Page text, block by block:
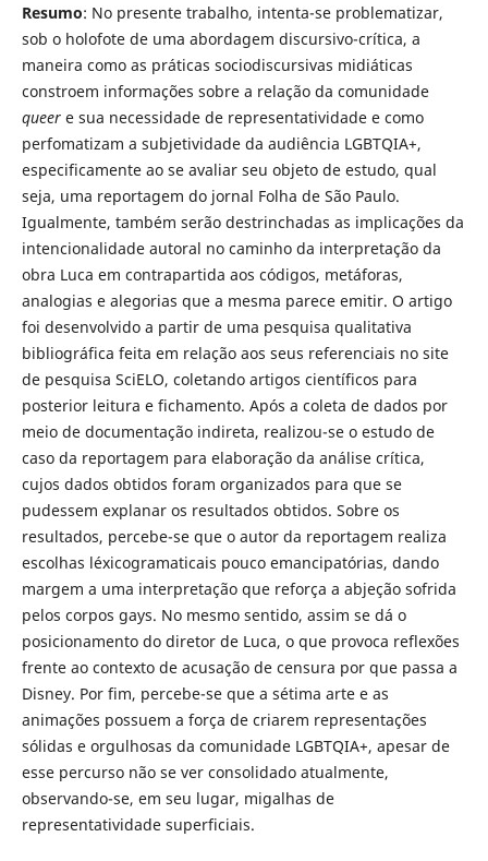
Resumo: No presente trabalho, intenta-se problematizar,
sob o holofote de uma abordagem discursivo-crítica, a
maneira como as práticas sociodiscursivas midiáticas
constroem informações sobre a relação da comunidade
queere sua necessidade de representatividade e como
perfomatizam a subjetividade da audiência LGBTQIA+,
especificamente ao se avaliar seu objeto de estudo, qual
seja, uma reportagem do jornal Folha de São Paulo.
Igualmente, também serão destrinchadas as implicações da
intencionalidade autoral no caminho da interpretação da
obra Luca em contrapartida aos códigos, metáforas,
analogias e alegorias que a mesma parece emitir. O artigo
foi desenvolvido a partir de uma pesquisa qualitativa
bibliográfica feita em relação aos seus referenciais no site
de pesquisa SciELO, coletando artigos científicos para
posterior leitura e fichamento. Após a coleta de dados por
meio de documentação indireta, realizou-se o estudo de
caso da reportagem para elaboração da análise crítica,
cujos dados obtidos foram organizados para que se
pudessem explanar os resultados obtidos. Sobre os
resultados, percebe-se que o autor da reportagem realiza
escolhas léxicogramaticais pouco emancipatórias, dando
margem a uma interpretação que reforça a abjeção sofrida
pelos corpos gays. No mesmo sentido, assim se dá o
posicionamento do diretor de Luca, o que provoca reflexões
frente ao contexto de acusação de censura por que passa a
Disney. Por fim, percebe-se que a sétima arte e as
animações possuem a força de criarem representações
sólidas e orgulhosas da comunidade LGBTQIA+, apesar de
esse percurso não se ver consolidado atualmente,
observando-se, em seu lugar, migalhas de
representatividade superficiais.